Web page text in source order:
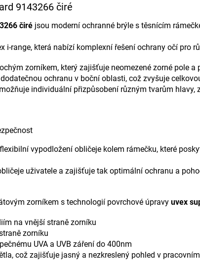
9143266 čiré
čiré jsou moderní ochranné brýle s těsnícím
i-range, která nabízí komplexní řešení ochrany očí pro
zorníkem, který zajišťuje neomezené zorné pole
ochranu v boční oblasti, což zvyšuje
individuální přizpůsobení různým tvarům
vypodložení obličeje kolem rámečku, které
uživatele a zajišťuje tak optimální ochranu a
zorníkem s technologií povrchové úpravy uvex
na vnější straně zorníku
zorníku
UVA a UVB záření do 400nm
což zajišťuje jasný a nezkreslený pohled v